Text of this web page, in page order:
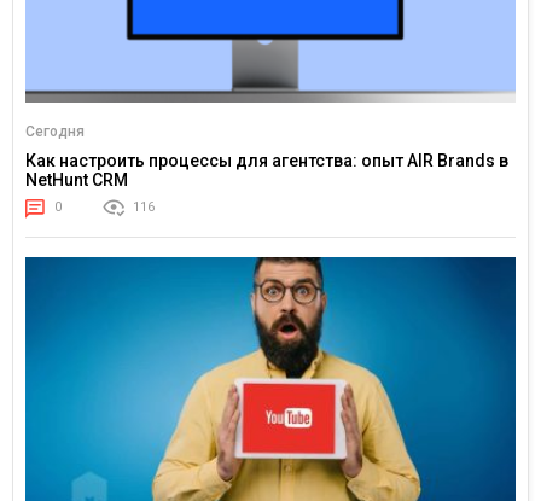
Сегодня
Как настроить процессы для агентства: опыт AIR Brands в
NetHunt CRM
0 116